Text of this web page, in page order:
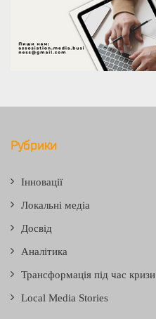
Рубрики
Інновації
Локальні медіа
Досвід
Аналітика
Трансформація під час кризи
Local Media Stories